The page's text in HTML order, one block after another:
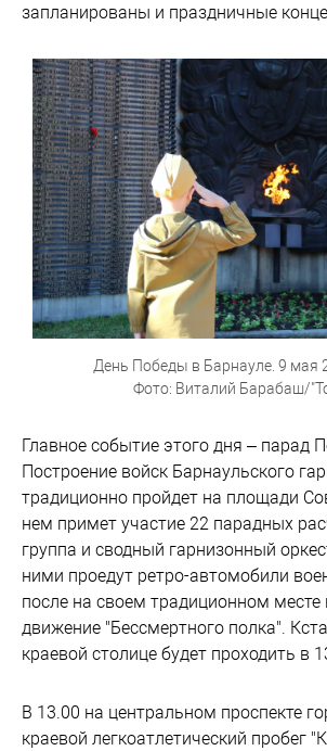
запланированы и праздничные
День Победы в Барнауле. 9 мая
Фото: Виталий Барабаш/
Главное событие этого дня – парад
Построение войск Барнаульского
традиционно пройдет на площади
нем примет участие 22 парадных
группа и сводный гарнизонный
ними проедут ретро-автомобили
после на своем традиционном месте
движение "Бессмертного полка".
краевой столице будет проходить в
В 13.00 на центральном проспекте
краевой легкоатлетический пробег